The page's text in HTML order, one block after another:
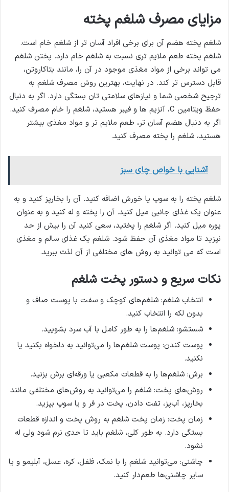
مزایای مصرف شلغم پخته
شلغم پخته هضم آن برای برخی افراد آسان تر از شلغم خام است.
شلغم پخته طعم ملایم تری نسبت به شلغم خام دارد. پختن شلغم
می تواند برخی از مواد مغذی موجود در آن را، مانند بتاکاروتن،
قابل دسترس تر کند. در نهایت، بهترین روش مصرف شلغم به
ترجیح شخصی شما و نیازهای سلامتی تان بستگی دارد. اگر به دنبال
حفظ ویتامین C، آنزیم ها و فیبر هستید، شلغم را خام مصرف کنید.
اگر به دنبال هضم آسان تر، طعم ملایم تر و مواد مغذی بیشتر
هستید، شلغم را پخته مصرف کنید.
آشنایی با خواص چای سبز
شلغم پخته را به سوپ یا خورش اضافه کنید. آن را بخارپز کنید و به
عنوان یک غذای جانبی میل کنید. آن را پخته و له کنید و به عنوان
پوره میل کنید. اگر شلغم را پختید، سعی کنید آن را بیش از حد
نپزید تا مواد مغذی آن حفظ شود. شلغم یک غذای سالم و مغذی
است که می توانید به روش های مختلفی از آن لذت ببرید.
نکات سریع و دستور پخت شلغم
انتخاب شلغم: شلغم‌های کوچک و سفت با پوست صاف و
بدون لکه را انتخاب کنید.
شستشو: شلغم‌ها را به طور کامل با آب سرد بشویید.
پوست کندن: پوست شلغم‌ها را می‌توانید به دلخواه بکنید یا
نکنید.
برش: شلغم‌ها را به قطعات مکعبی یا ورقه‌ای برش بزنید.
روش‌های پخت: شلغم را می‌توانید به روش‌های مختلفی مانند
بخارپز، آب‌پز، تفت دادن، پخت در فر و یا سوپ بپزید.
زمان پخت: زمان پخت شلغم به روش پخت و اندازه قطعات
بستگی دارد. به طور کلی، شلغم باید تا حدی نرم شود ولی له
نشود.
چاشنی: می‌توانید شلغم را با نمک، فلفل، کره، عسل، آبلیمو و یا
سایر چاشنی‌ها طعم‌دار کنید.